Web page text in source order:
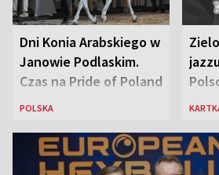
Dni Konia Arabskiego w
Janowie Podlaskim.
Czas na Pride of Poland
POLSKA